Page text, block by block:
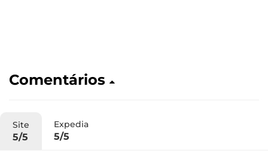
Comentários
Site
5/5
Expedia
5/5